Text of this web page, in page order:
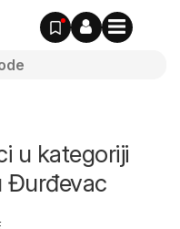
u kategoriji
Đurđevac